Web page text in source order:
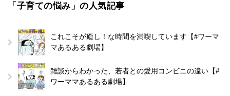
「子育ての悩み」の人気記事
これこそが癒し！な時間を満喫しています【#ワーマ
マあるある劇場】
雑談からわかった、若者との愛用コンビニの違い【#
ワーママあるある劇場】